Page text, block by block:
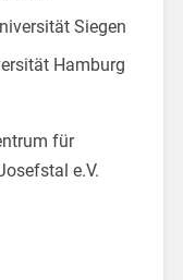
Siegen
Hamburg
für
e.V.